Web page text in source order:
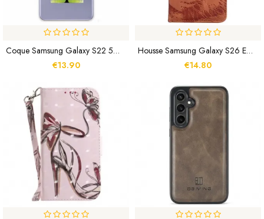
Coque Samsung Galaxy S22 5G Arbre Aquarelle
€13.90
Housse Samsung Galaxy S26 Empreinte Tigre
€14.80